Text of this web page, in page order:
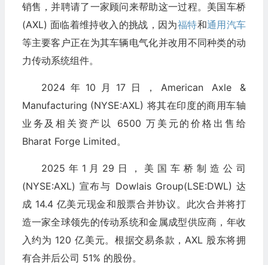
销售，并聘请了一家顾问来帮助这一过程。美国车桥
(AXL) 面临着维持收入的挑战，因为福特和通用汽车
等主要客户正在为其车辆电气化并改用不同种类的动
力传动系统组件。
2024年10月17日，American Axle &
Manufacturing (NYSE:AXL) 将其在印度的商用车轴
业务及相关资产以 6500 万美元的价格出售给
Bharat Forge Limited。
2025年1月29日，美国车桥制造公司
(NYSE:AXL) 宣布与 Dowlais Group(LSE:DWL) 达
成 14.4 亿美元现金和股票合并协议。此次合并将打
造一家全球领先的传动系统和金属成型供应商，年收
入约为 120 亿美元。根据交易条款，AXL 股东将拥
有合并后公司 51% 的股份。